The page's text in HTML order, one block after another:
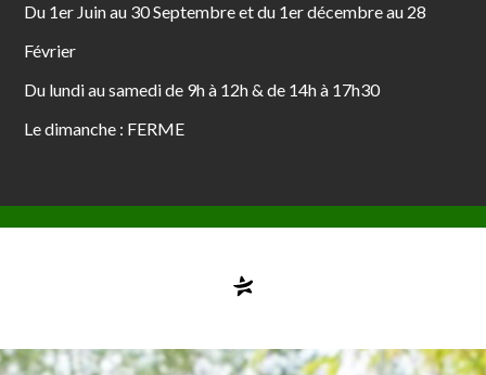
Du 1er Juin au 30 Septembre et du 1er décembre au 28
Février
Du lundi au samedi de 9h à 12h & de 14h à 17h30
Le dimanche : FERME